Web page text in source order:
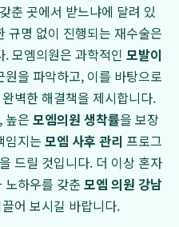
춘 곳에서 받느냐에 달려 있
규명 없이 진행되는 재수술은
모엠의원은 과학적인 모발이
원을 파악하고, 이를 바탕으로
벽한 해결책을 제시합니다.
높은 모엠의원 생착률을 보장
임지는 모엠 사후 관리 프로그
드릴 것입니다. 더 이상 혼자
노하우를 갖춘 모엠 의원 강남
어 보시길 바랍니다.